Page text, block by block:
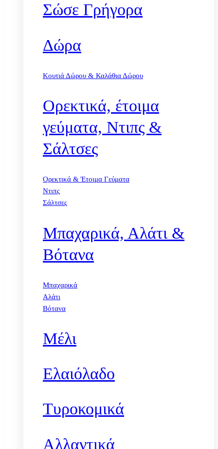
Σώσε Γρήγορα
Δώρα
Κουτιά Δώρου & Καλάθια Δώρου
Ορεκτικά, έτοιμα
γεύματα, Ντιπς &
Σάλτσες
Ορεκτικά & Έτοιμα Γεύματα
Ντιπς
Σάλτσες
Μπαχαρικά, Αλάτι &
Βότανα
Μπαχαρικά
Αλάτι
Βότανα
Μέλι
Ελαιόλαδο
Τυροκομικά
Αλλαντικά